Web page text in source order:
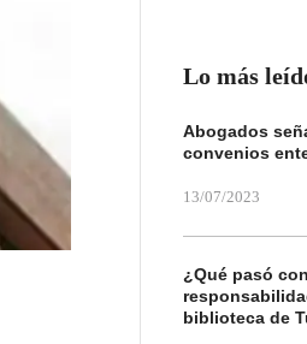
Lo más
Abogados
convenios
13/07/2023
¿Qué pasó
biblioteca de